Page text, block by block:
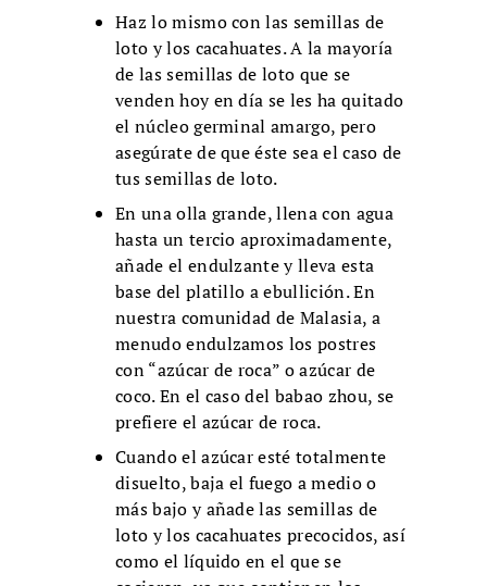
Haz lo mismo con las semillas de
loto y los cacahuates. A la mayoría
de las semillas de loto que se
venden hoy en día se les ha quitado
el núcleo germinal amargo, pero
asegúrate de que éste sea el caso de
tus semillas de loto.
En una olla grande, llena con agua
hasta un tercio aproximadamente,
añade el endulzante y lleva esta
base del platillo a ebullición. En
nuestra comunidad de Malasia, a
menudo endulzamos los postres
con “azúcar de roca” o azúcar de
coco. En el caso del babao zhou, se
prefiere el azúcar de roca.
Cuando el azúcar esté totalmente
disuelto, baja el fuego a medio o
más bajo y añade las semillas de
loto y los cacahuates precocidos, así
como el líquido en el que se